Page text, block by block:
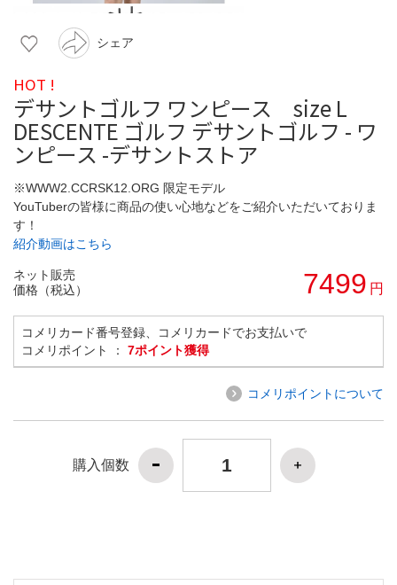
シェア
HOT !
デサントゴルフ ワンピース size L
DESCENTE ゴルフ デサントゴルフ - ワ
ンピース -デサントストア
※WWW2.CCRSK12.ORG 限定モデル
YouTuberの皆様に商品の使い心地などをご紹介いただいておりま
す！
紹介動画はこちら
ネット販売
価格（税込）
7499 円
コメリカード番号登録、コメリカードでお支払いで
コメリポイント ： 7ポイント獲得
コメリポイントについて
購入個数